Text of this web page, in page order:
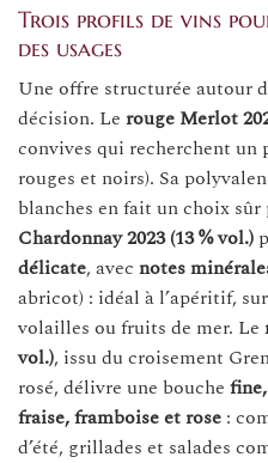
Trois profils de vins
des usages
Une offre structurée autour
décision. Le rouge Merlot
convives qui recherchent un
rouges et noirs). Sa
blanches en fait un choix
Chardonnay 2023 (13 % vol.)
délicate, avec notes
abricot) : idéal à l’apéritif,
volailles ou fruits de mer. Le
vol.), issu du croisement
rosé, délivre une bouche
fraise, framboise et rose :
d’été, grillades et salades